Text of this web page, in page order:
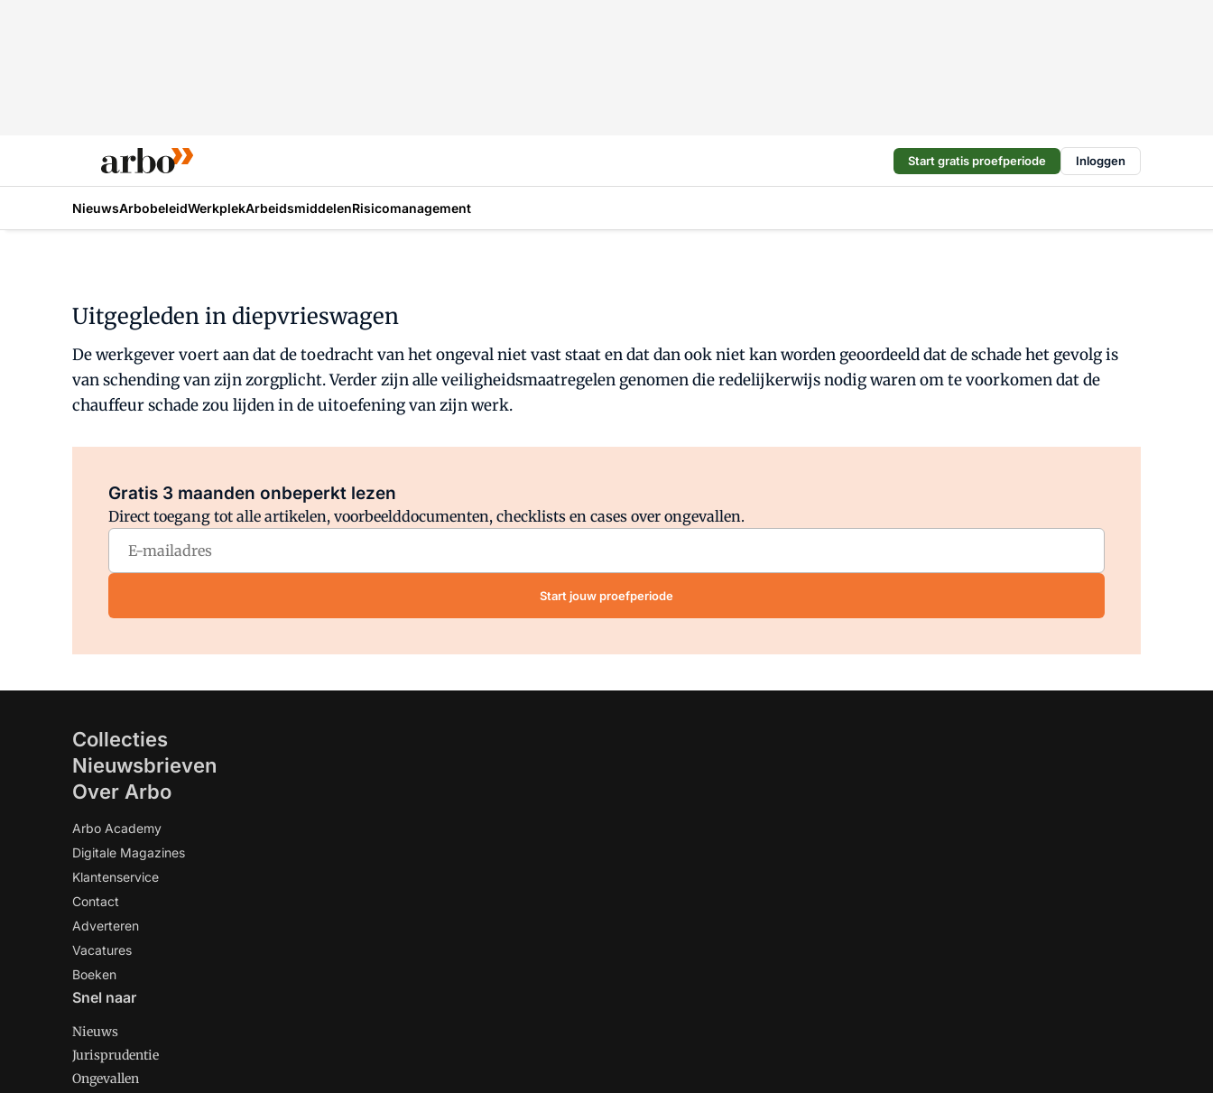
Start gratis proefperiode Inloggen
NieuwsArbobeleidWerkplekArbeidsmiddelenRisicomanagement
Uitgegleden in diepvrieswagen
De werkgever voert aan dat de toedracht van het ongeval niet vast staat en dat dan ook niet kan worden geoordeeld dat de schade het gevolg is
van schending van zijn zorgplicht. Verder zijn alle veiligheidsmaatregelen genomen die redelijkerwijs nodig waren om te voorkomen dat de
chauffeur schade zou lijden in de uitoefening van zijn werk.
Gratis 3 maanden onbeperkt lezen
Direct toegang tot alle artikelen, voorbeelddocumenten, checklists en cases over ongevallen.
Start jouw proefperiode
Collecties
Nieuwsbrieven
Over Arbo
Arbo Academy
Digitale Magazines
Klantenservice
Contact
Adverteren
Vacatures
Boeken
Snel naar
Nieuws
Jurisprudentie
Ongevallen